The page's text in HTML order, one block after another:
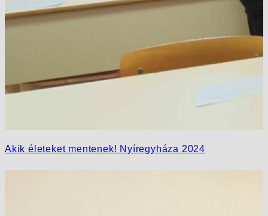
Akik életeket mentenek! Nyíregyháza 2024